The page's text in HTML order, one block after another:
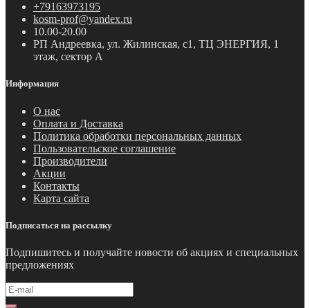
+79163973195
kosm-prof@yandex.ru
10.00-20.00
РП Андреевка, ул. Жилинская, с1, ТЦ ЭНЕРГИЯ, 1
этаж, сектор А
Информация
О нас
Оплата и Доставка
Политика обработки персональных данных
Пользовательское соглашение
Производители
Акции
Контакты
Карта сайта
Подписаться на рассылку
Подпишитесь и получайте новости об акциях и специальных
предложениях